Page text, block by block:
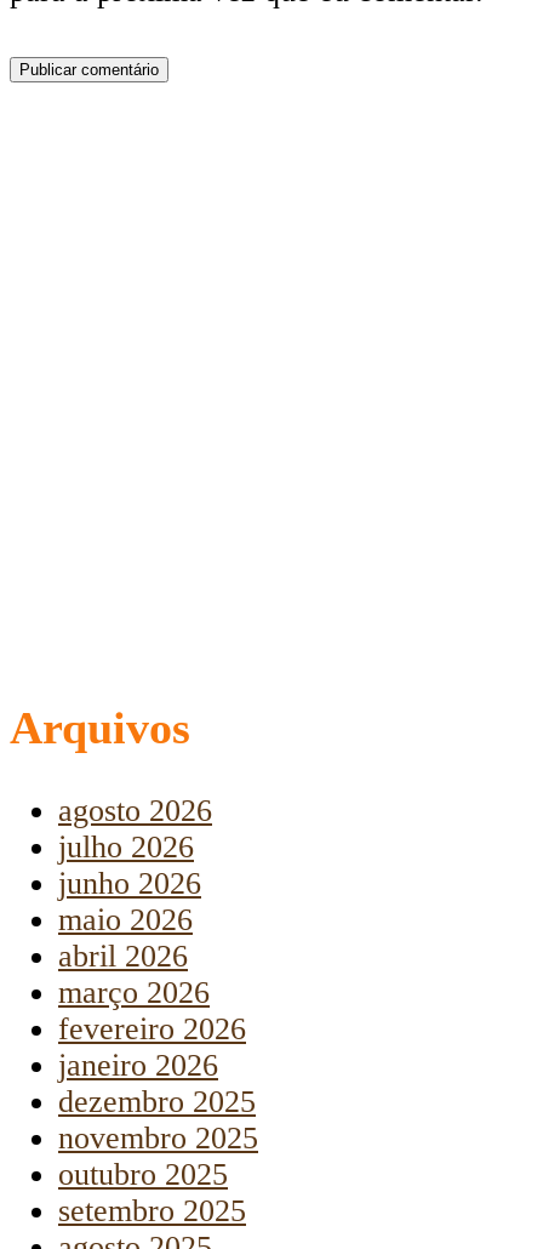
Arquivos
agosto 2026
julho 2026
junho 2026
maio 2026
abril 2026
março 2026
fevereiro 2026
janeiro 2026
dezembro 2025
novembro 2025
outubro 2025
setembro 2025